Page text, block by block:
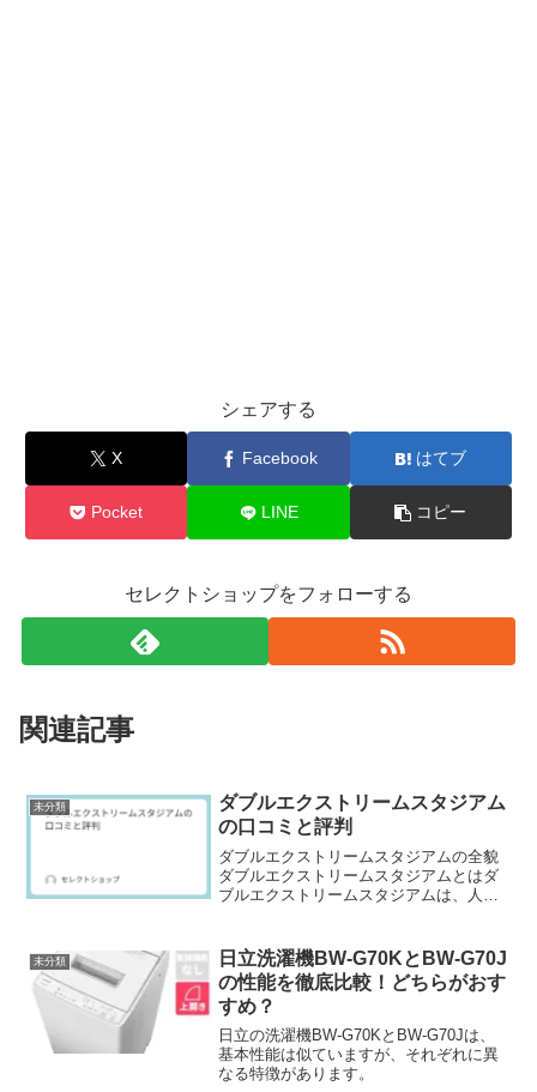
シェアする
X Facebook はてブ
Pocket LINE コピー
セレクトショップをフォローする
関連記事
未分類
ダブルエクストリームスタジアム
の口コミと評判
ダブルエクストリームスタジアムの全貌
ダブルエクストリームスタジアムとはダ
ブルエクストリームスタジアムは、人気
る最新型スタジアムです。従来のスタジ
アムと比べて、バトルフィ...
未分類
日立洗濯機BW-G70KとBW-G70J
の性能を徹底比較！どちらがおす
すめ？
日立の洗濯機BW-G70KとBW-G70Jは、
基本性能は似ていますが、それぞれに異
なる特徴があります。